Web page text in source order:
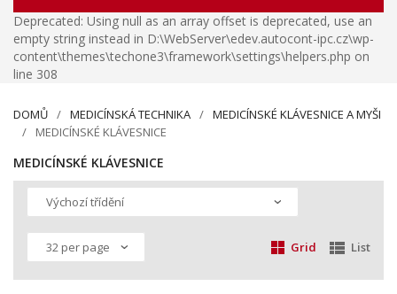
Deprecated: Using null as an array offset is deprecated, use an
empty string instead in D:\WebServer\edev.autocont-ipc.cz\wp-
content\themes\techone3\framework\settings\helpers.php on
line 308
DOMŮ MEDICÍNSKÁ TECHNIKA
MEDICÍNSKÉ KLÁVESNICE A MYŠI
MEDICÍNSKÉ KLÁVESNICE
MEDICÍNSKÉ KLÁVESNICE
Grid List